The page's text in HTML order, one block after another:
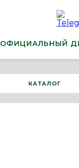
ОФИЦИАЛЬНЫЙ
КАТАЛОГ